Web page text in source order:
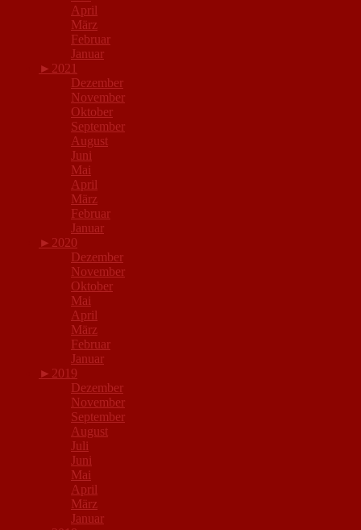
April
März
Februar
Januar
► 2021
Dezember
November
Oktober
September
August
Juni
Mai
April
März
Februar
Januar
► 2020
Dezember
November
Oktober
Mai
April
März
Februar
Januar
► 2019
Dezember
November
September
August
Juli
Juni
Mai
April
März
Januar